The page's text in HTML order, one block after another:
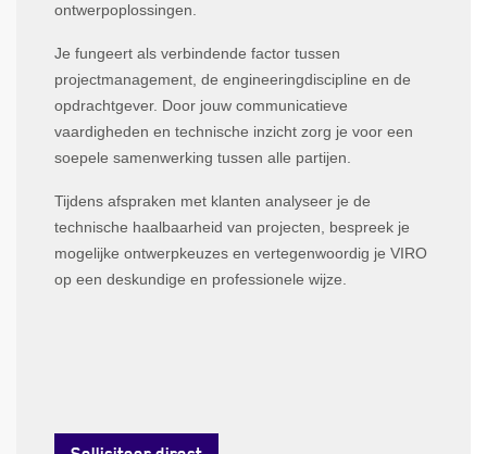
ontwerpoplossingen.
Je fungeert als verbindende factor tussen
projectmanagement, de engineeringdiscipline en de
opdrachtgever. Door jouw communicatieve
vaardigheden en technische inzicht zorg je voor een
soepele samenwerking tussen alle partijen.
Tijdens afspraken met klanten analyseer je de
technische haalbaarheid van projecten, bespreek je
mogelijke ontwerpkeuzes en vertegenwoordig je VIRO
op een deskundige en professionele wijze.